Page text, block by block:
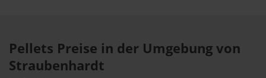
Pellets Preise in der Umgebung von
Straubenhardt